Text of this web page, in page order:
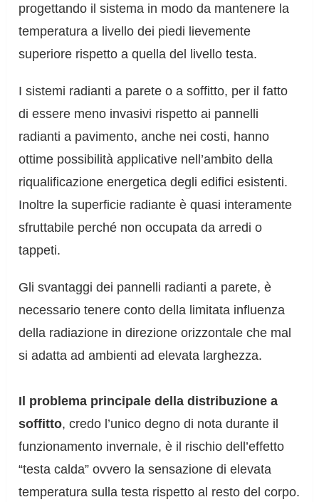
progettando il sistema in modo da mantenere la
temperatura a livello dei piedi lievemente
superiore rispetto a quella del livello testa.
I sistemi radianti a parete o a soffitto, per il fatto
di essere meno invasivi rispetto ai pannelli
radianti a pavimento, anche nei costi, hanno
ottime possibilità applicative nell’ambito della
riqualificazione energetica degli edifici esistenti.
Inoltre la superficie radiante è quasi interamente
sfruttabile perché non occupata da arredi o
tappeti.
Gli svantaggi dei pannelli radianti a parete, è
necessario tenere conto della limitata influenza
della radiazione in direzione orizzontale che mal
si adatta ad ambienti ad elevata larghezza.
Il problema principale della distribuzione a
soffitto, credo l’unico degno di nota durante il
funzionamento invernale, è il rischio dell’effetto
“testa calda” ovvero la sensazione di elevata
temperatura sulla testa rispetto al resto del corpo.